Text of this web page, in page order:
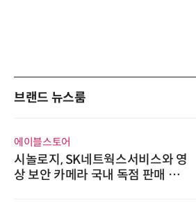
브랜드 뉴스룸
에이블스토어
시놀로지, SK네트웍스서비스와 영
상 보안 카메라 국내 독점 판매 파